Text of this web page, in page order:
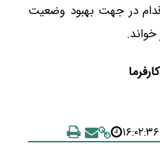
در جهت بهبود وضعیت